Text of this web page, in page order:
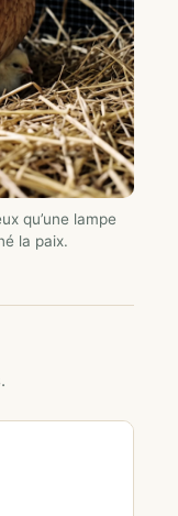
qu’une lampe
la paix.